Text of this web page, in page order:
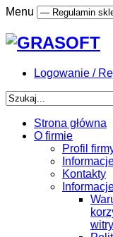
Menu
Logowanie /
Strona główna
O firmie
Profil
Kontakty